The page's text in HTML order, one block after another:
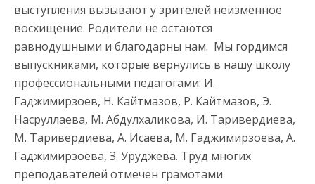
выступления вызывают у зрителей неизменное
восхищение. Родители не остаются
равнодушными и благодарны нам. Мы гордимся
выпускниками, которые вернулись в нашу школу
профессиональными педагогами: И.
Гаджимирзоев, Н. Кайтмазов, Р. Кайтмазов, Э.
Насруллаева, М. Абдулхаликова, И. Таривердиева,
М. Таривердиева, А. Исаева, М. Гаджимирзоева, А.
Гаджимирзоева, З. Уруджева. Труд многих
преподавателей отмечен грамотами